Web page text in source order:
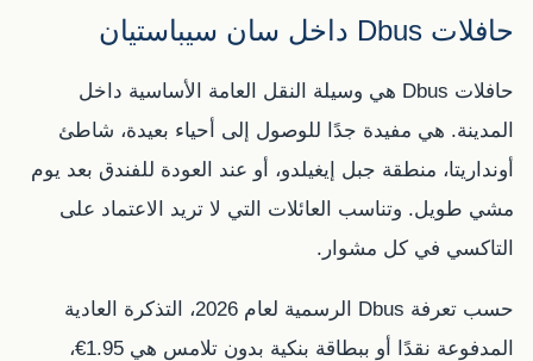
حافلات Dbus داخل سان سيباستيان
حافلات Dbus هي وسيلة النقل العامة الأساسية داخل
المدينة. هي مفيدة جدًا للوصول إلى أحياء بعيدة، شاطئ
أونداريتا، منطقة جبل إيغيلدو، أو عند العودة للفندق بعد يوم
مشي طويل. وتناسب العائلات التي لا تريد الاعتماد على
التاكسي في كل مشوار.
حسب تعرفة Dbus الرسمية لعام 2026، التذكرة العادية
المدفوعة نقدًا أو ببطاقة بنكية بدون تلامس هي 1.95€،